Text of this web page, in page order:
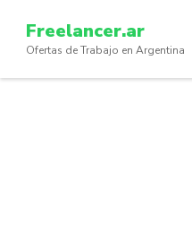
content
(Press
Freelancer.ar
Ofertas de Trabajo en Argentina